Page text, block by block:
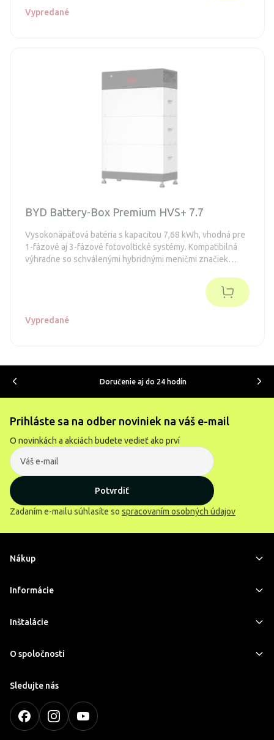
Vypredané
BYD Battery-Box Premium HVS+ 7.7
Vysokonäpäťová batéria s kapacitou 7,68 kWh, vhodná pre
1-fázové aj 3-fázové fotovoltické systémy. Kompatibilná
výhradne so schválenými hybridnými meničmi značiek
Vypredané
Doručenie aj do 24 hodín
Prihláste sa na odber noviniek na váš e-mail
O novinkách a akciách budete vedieť ako prví
Potvrdiť
Zadaním e-mailu súhlasíte so spracovaním osobných údajov
Nákup
Informácie
Inštalácie
O spoločnosti
Sledujte nás